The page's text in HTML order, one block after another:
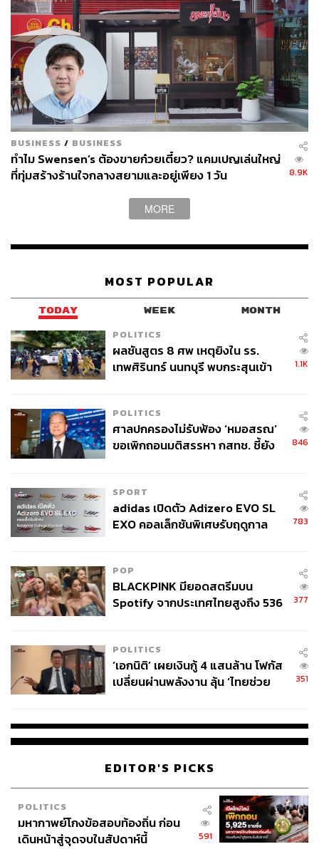
BUSINESS / BUSINESS
ทำไม Swensen’s ต้องขายก๋วยเตี๋ยว? แคมเปญเล่นใหญ่
ที่ทุ่มสร้างร้านใจกลางสยามและอยู่เพียง 1 วัน
8.9K
MORE
MOST POPULAR
TODAY WEEK MONTH
POLITICS
ผลชันสูตร 8 ศพ เหตุยิงใน รร.
เทพศิรินทร์ นนทบุรี พบกระสุนเข้า
1.1K
POLITICS
ศาลปกครองไม่รับฟ้อง ‘หมอสรณ’
ขอเพิกถอนมติสรรหา กสทช. ชี้ยัง
846
SPORT
adidas เปิดตัว Adizero EVO SL
EXO คอลเล็กชันพิเศษรับฤดูกาล
783
POP
BLACKPINK มียอดสตรีมบน
Spotify จากประเทศไทยสูงถึง 536
377
POLITICS
‘เอกนิติ’ เผยเงินกู้ 4 แสนล้าน โฟกัส
เปลี่ยนผ่านพลังงาน ลุ้น ‘ไทยช่วย
351
EDITOR'S PICKS
POLITICS
มหากาพย์โกงข้อสอบท้องถิ่น ก่อน
เดินหน้าสู่จุดจบในสัปดาห์นี้
591